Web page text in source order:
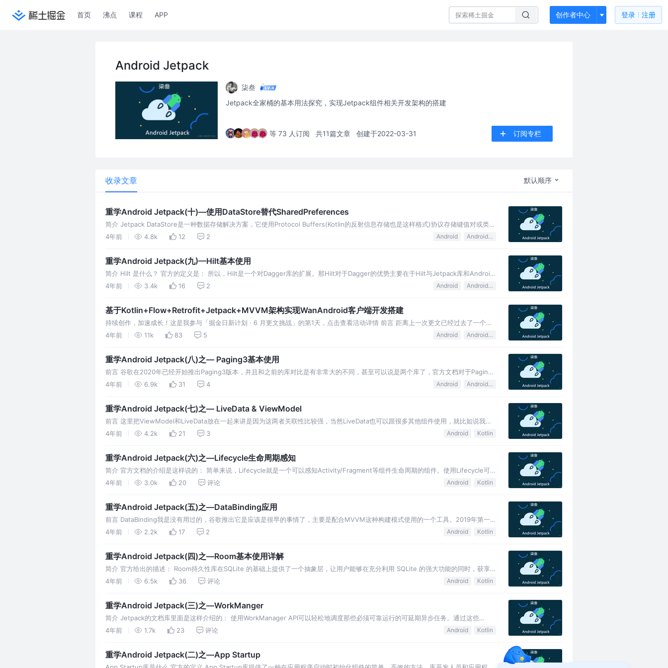
首页 沸点 课程 APP 创作者中心 登录 注册
Android Jetpack
柒叁
Jetpack全家桶的基本用法探究，实现Jetpack组件相关开发架构的搭建
等 73 人订阅 共11篇文章 创建于2022-03-31 订阅专栏
收录文章 默认顺序
重学Android Jetpack(十)—使用DataStore替代SharedPreferences
简介 Jetpack DataStore是一种数据存储解决方案，它使用Protocol Buffers(Kotlin的反射信息存储也是这样格式)协议存储键值对或类型
化对象。DataStore 使用Ko
4年前 4.8k 12 2 Android Android Jetpack
重学Android Jetpack(九)—Hilt基本使用
简介 Hilt 是什么？ 官方的定义是： 所以，Hilt是一个对Dagger库的扩展。那Hilt对于Dagger的优势主要在于Hilt与Jetpack库和Android
Framework的类是集成在
4年前 3.4k 16 2 Android Android Jetpack
基于Kotlin+Flow+Retrofit+Jetpack+MVVM架构实现WanAndroid客户端开发搭建
持续创作，加速成长！这是我参与「掘金日新计划 · 6 月更文挑战」的第1天，点击查看活动详情 前言 距离上一次更文已经过去了一个月
了，因为这段时间有点忙，公司需要开发一个新的包给主项目导流，经过时不时
4年前 11k 83 5 Android Android Jetpack
重学Android Jetpack(八)之— Paging3基本使用
前言 谷歌在2020年已经开始推出Paging3版本，并且和之前的库对比是有非常大的不同，甚至可以说是两个库了，官方文档对于Paging2
的定义也很明确，就是旧的废弃版Paging库，所以我们这次只关
4年前 6.9k 31 4 Android Android Jetpack
重学Android Jetpack(七)之— LiveData & ViewModel
前言 这里把ViewModel和LiveData放在一起来讲是因为这两者关联性比较强，当然LiveData也可以跟很多其他组件使用，就比如说我们
前面介绍的Room组件。而ViewModel和LiveD
4年前 4.2k 21 3 Android Kotlin
重学Android Jetpack(六)之—Lifecycle生命周期感知
简介 官方文档的介绍是这样说的： 简单来说，Lifecycle就是一个可以感知Activity/Fragment等组件生命周期的组件。使用Lifecycle可
以避免在Activity/Fragment
4年前 3.0k 20 评论 Android Kotlin
重学Android Jetpack(五)之—DataBinding应用
前言 DataBinding我是没有用过的，谷歌推出它是应该是很早的事情了，主要是配合MVVM这种构建模式使用的一个工具。2019年第一
次使用MVVM架构模式开发应用时也在犹豫要不要用DataBind
4年前 2.2k 17 2 Android Kotlin
重学Android Jetpack(四)之—Room基本使用详解
简介 官方给出的描述： Room持久性库在SQLite 的基础上提供了一个抽象层，让用户能够在充分利用 SQLite 的强大功能的同时，获享
更强健的数据库访问机制。 所以，Room还是跟我们过去使用的
4年前 6.5k 36 评论 Android Kotlin
重学Android Jetpack(三)之—WorkManger
简介 Jetpack的文档库里面是这样介绍的： 使用WorkManager API可以轻松地调度那些必须可靠运行的可延期异步任务。通过这些
API，您可以创建任务并提交给WorkManager，以便在
4年前 1.7k 23 评论 Android Kotlin
重学Android Jetpack(二)之—App Startup